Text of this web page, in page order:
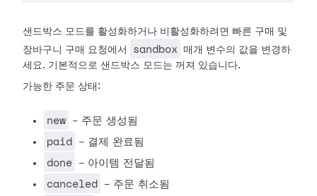
샌드박스 모드를 활성화하거나 비활성화하려면 빠른 구매 및
장바구니 구매 요청에서
sandbox
매개 변수의 값을 변경하
세요. 기본적으로 샌드박스 모드는 꺼져 있습니다.
가능한 주문 상태:
new - 주문 생성됨
paid - 결제 완료됨
done - 아이템 전달됨
canceled - 주문 취소됨